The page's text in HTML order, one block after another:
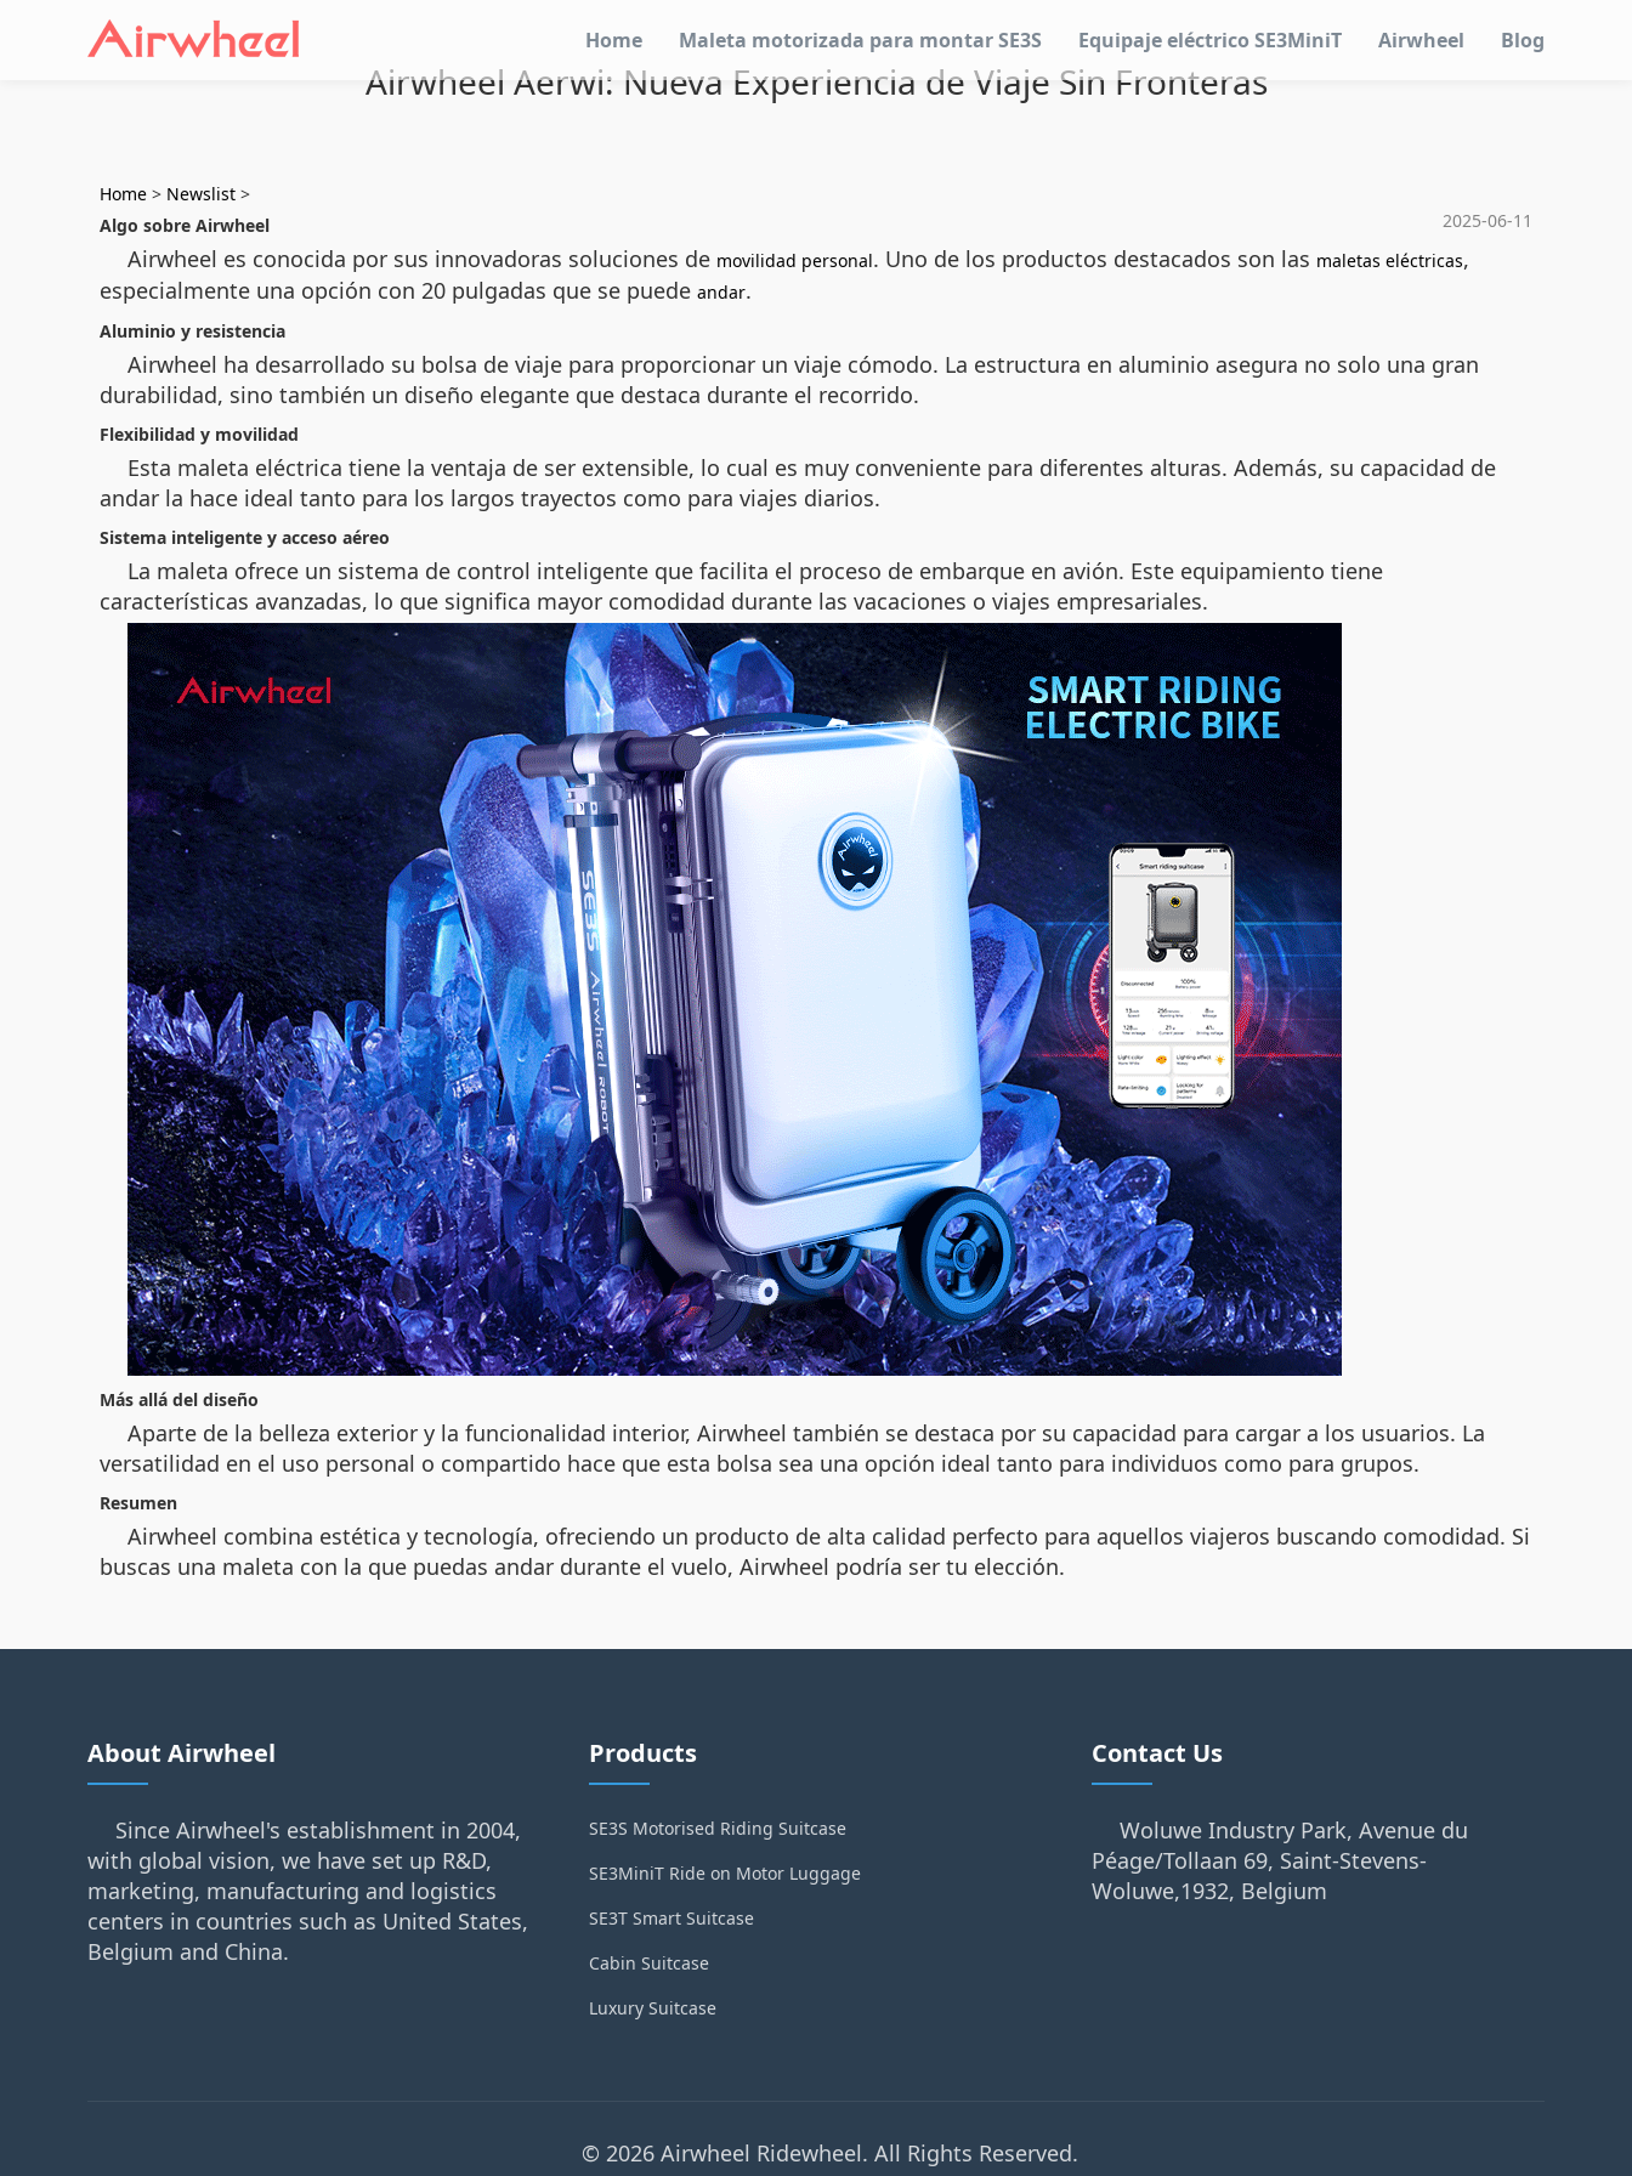
Home Maleta motorizada para montar SE3S Equipaje eléctrico SE3MiniT Airwheel Blog
Airwheel Aerwi: Nueva Experiencia de Viaje Sin Fronteras
Home > Newslist >
2025-06-11
Algo sobre Airwheel
Airwheel es conocida por sus innovadoras soluciones de movilidad personal. Uno de los productos destacados son las maletas eléctricas,
especialmente una opción con 20 pulgadas que se puede andar.
Aluminio y resistencia
Airwheel ha desarrollado su bolsa de viaje para proporcionar un viaje cómodo. La estructura en aluminio asegura no solo una gran
durabilidad, sino también un diseño elegante que destaca durante el recorrido.
Flexibilidad y movilidad
Esta maleta eléctrica tiene la ventaja de ser extensible, lo cual es muy conveniente para diferentes alturas. Además, su capacidad de
andar la hace ideal tanto para los largos trayectos como para viajes diarios.
Sistema inteligente y acceso aéreo
La maleta ofrece un sistema de control inteligente que facilita el proceso de embarque en avión. Este equipamiento tiene
características avanzadas, lo que significa mayor comodidad durante las vacaciones o viajes empresariales.
Más allá del diseño
Aparte de la belleza exterior y la funcionalidad interior, Airwheel también se destaca por su capacidad para cargar a los usuarios. La
versatilidad en el uso personal o compartido hace que esta bolsa sea una opción ideal tanto para individuos como para grupos.
Resumen
Airwheel combina estética y tecnología, ofreciendo un producto de alta calidad perfecto para aquellos viajeros buscando comodidad. Si
buscas una maleta con la que puedas andar durante el vuelo, Airwheel podría ser tu elección.
About Airwheel
Since Airwheel's establishment in 2004,
with global vision, we have set up R&D,
marketing, manufacturing and logistics
centers in countries such as United States,
Belgium and China.
Products
SE3S Motorised Riding Suitcase
SE3MiniT Ride on Motor Luggage
SE3T Smart Suitcase
Cabin Suitcase
Luxury Suitcase
Contact Us
Woluwe Industry Park, Avenue du
Péage/Tollaan 69, Saint-Stevens-
Woluwe,1932, Belgium
© 2026 Airwheel Ridewheel. All Rights Reserved.